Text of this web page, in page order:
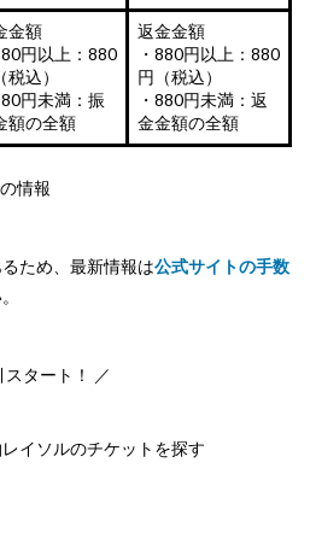
金額
円以上：880
税込）
円未満：振
額の全額
返金金額
・880円以上：880
円（税込）
・880円未満：返
金金額の全額
情報
ため、最新情報は公式サイトの手数
タート！ ／
イソルのチケットを探す